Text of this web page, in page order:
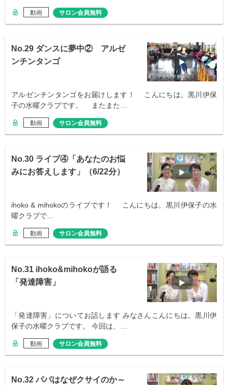
動画 サロン会員無料
No.29 ダンスに夢中② アルゼ
ンチンタンゴ
アルゼンチンタンゴをお届けします！ こんにちは。黒川伊保
子の水曜クラブです。 またまた…
動画 サロン会員無料
No.30 ライブ④「あなたのお悩
みにお答えします」（6/22分）
ihoko & mihokoのライブです！ こんにちは。黒川伊保子の水
曜クラブで…
動画 サロン会員無料
No.31 ihoko&mihokoが語る
「発達障害」
「発達障害」についてお話します みなさんこんにちは。黒川伊
保子の水曜クラブです。 今回は、…
動画 サロン会員無料
No.32 パパはなぜクサイのか～